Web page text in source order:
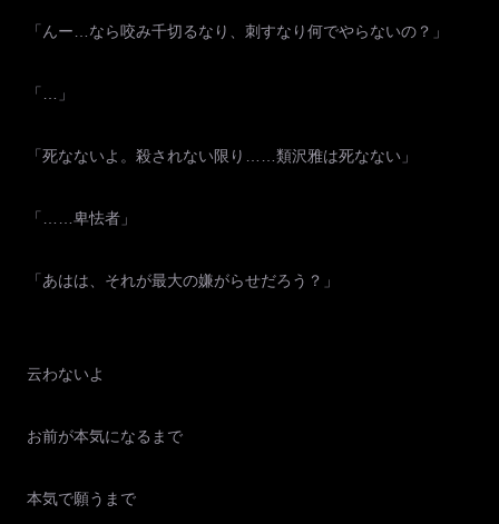
「んー…なら咬み千切るなり、刺すなり何でやらないの？」
「…」
「死なないよ。殺されない限り……類沢雅は死なない」
「……卑怯者」
「あはは、それが最大の嫌がらせだろう？」
云わないよ
お前が本気になるまで
本気で願うまで